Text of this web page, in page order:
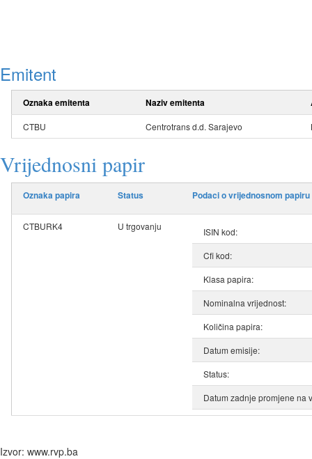
Emitent
Oznaka emitenta Naziv emitenta
CTBU Centrotrans d.d. Sarajevo
Vrijednosni papir
Oznaka papira Status Podaci o vrijednosnom papiru
CTBURK4 U trgovanju
ISIN kod:
Cfi kod:
Klasa papira:
Nominalna vrijednost:
Količina papira:
Datum emisije:
Status:
Datum zadnje promjene na
Izvor: www.rvp.ba